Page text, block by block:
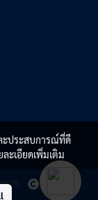
ะประสบการณ์ที่ดี
ะเอียดเพิ่มเติม